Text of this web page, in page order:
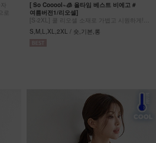
[ So Cooool~🧊 올타임 베스트 비에고 #
여름버전1/리오셀]
[S-2XL] 쿨 리오셀 소재로 가볍고 시원하게!
사이드 절개 쿨링 데님팬츠
S,M,L,XL,2XL / 숏,기본,롱